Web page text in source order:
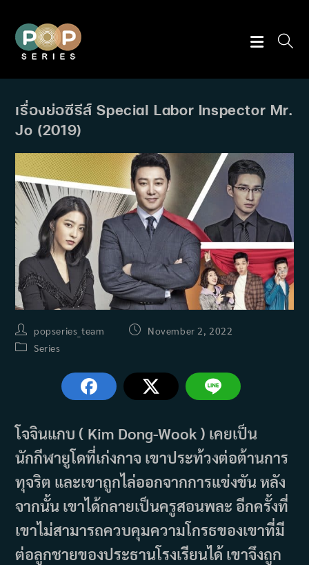
content
เรื่องย่อซีรีส์ Special Labor Inspector Mr.
Jo (2019)
Post
author:
popseries_team
PostNovember 2, 2022
PostSeries
โจจินแกบ ( Kim Dong-Wook ) เคยเป็น
นักกีฬายูโดที่เก่งกาจ เขาประท้วงต่อต้านการ
ทุจริต และเขาถูกไล่ออกจากการแข่งขัน หลัง
จากนั้น เขาได้กลายเป็นครูสอนพละ อีกครั้งที่
เขาไม่สามารถควบคุมความโกรธของเขาที่มี
ต่อลูกชายของประธานโรงเรียนได้ เขาจึงถูก